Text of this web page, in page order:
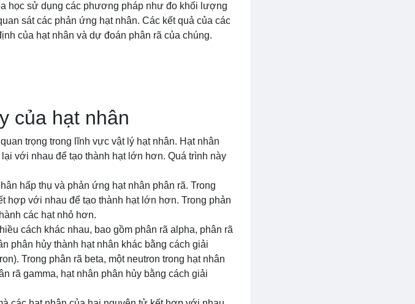
học sử dụng các phương pháp như đo khối lượng
sát các phản ứng hạt nhân. Các kết quả của các
của hạt nhân và dự đoán phân rã của chúng.
của hạt nhân
trọng trong lĩnh vực vật lý hạt nhân. Hạt nhân
với nhau để tạo thành hạt lớn hơn. Quá trình này
hấp thụ và phản ứng hạt nhân phân rã. Trong
hợp với nhau để tạo thành hạt lớn hơn. Trong phản
các hạt nhỏ hơn.
cách khác nhau, bao gồm phân rã alpha, phân rã
phân hủy thành hạt nhân khác bằng cách giải
Trong phân rã beta, một neutron trong hạt nhân
rã gamma, hạt nhân phân hủy bằng cách giải